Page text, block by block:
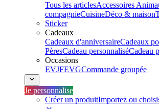
Tous les articlesAccessoires
compagnieCuisineDéco & maison
Sticker
Cadeaux
Cadeaux d'anniversaireCadeaux
PèresCadeau personnaliséCadeau
Occasions
EVJFEVGCommande groupée
Je personnalise
Créer un produitImportez ou